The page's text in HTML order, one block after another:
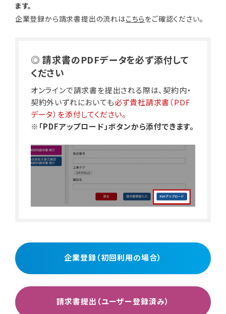
ます。
企業登録から請求書提出の流れはこちらをご確認ください。
◎ 請求書のPDFデータを必ず添付して
ください
オンラインで請求書を提出される際は、契約内・
契約外いずれにおいても必ず貴社請求書（PDF
データ）を添付してください。
※「PDFアップロード」ボタンから添付できます。
企業登録（初回利用の場合）
請求書提出（ユーザー登録済み）